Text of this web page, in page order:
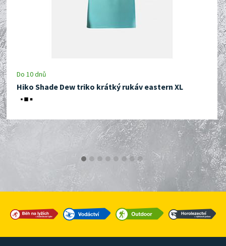
Do 10 dnů
Hiko Shade Dew triko krátký rukáv eastern XL